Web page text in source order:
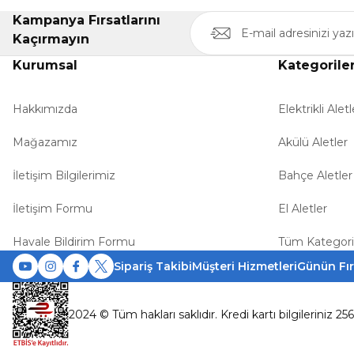
Kampanya Fırsatlarını
Kaçırmayın
Kurumsal
Hakkımızda
Mağazamız
İletişim Bilgilerimiz
İletişim Formu
Havale Bildirim Formu
Elektrikli
Akülü Aletler
Bahçe Aletler
El Aletler
Tüm
Sipariş TakibiMüşteri HizmetleriGünün
2024 © Tüm hakları saklıdır. Kredi kartı bilgileriniz